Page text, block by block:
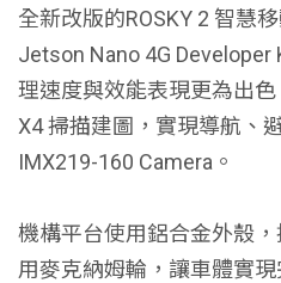
全新改版的ROSKY 2 智慧
Jetson Nano 4G
理速度與效能表現更為出
X4 掃描建圖，實現導航、
IMX219-160 Camera。
機構平台使用鋁合金外殼
用麥克納姆輪，讓車體實